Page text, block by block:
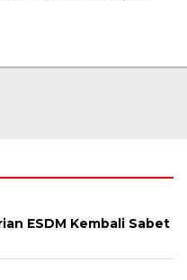
ESDM Kembali Sabet